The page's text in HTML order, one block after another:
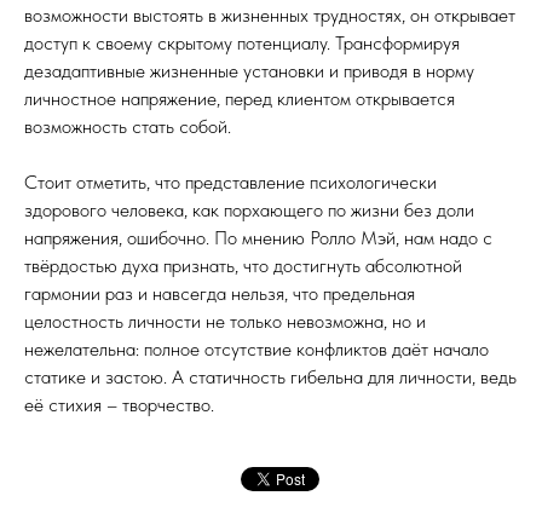
возможности выстоять в жизненных трудностях, он открывает
доступ к своему скрытому потенциалу. Трансформируя
дезадаптивные жизненные установки и приводя в норму
личностное напряжение, перед клиентом открывается
возможность стать собой.
Стоит отметить, что представление психологически
здорового человека, как порхающего по жизни без доли
напряжения, ошибочно. По мнению Ролло Мэй, нам надо с
твёрдостью духа признать, что достигнуть абсолютной
гармонии раз и навсегда нельзя, что предельная
целостность личности не только невозможна, но и
нежелательна: полное отсутствие конфликтов даёт начало
статике и застою. А статичность гибельна для личности, ведь
её стихия – творчество.